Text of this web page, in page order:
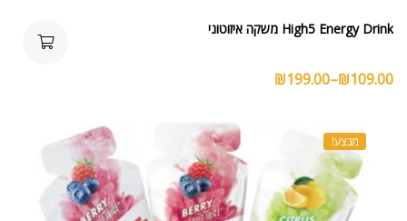
High5 Energy Drink משקה איזוטוני
₪109.00
–
₪199.00
מבצע!